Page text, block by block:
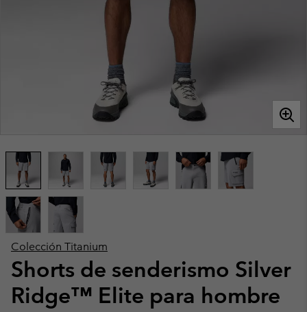
Colección Titanium
Shorts de senderismo Silver
Ridge™ Elite para hombre